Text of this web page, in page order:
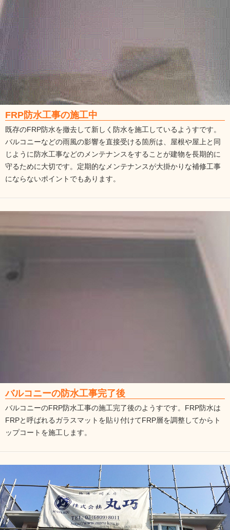
FRP防水工事の施工中
既存のFRP防水を撤去して新しく防水を施工しているようすです。
バルコニーなどの雨風の影響を直接受ける箇所は、屋根や屋上と同
じように防水工事などのメンテナンスをすることが建物を長期的に
守るために大切です。定期的なメンテナンスが大掛かりな補修工事
にならないポイントでもあります。
バルコニーの防水工事完了後
バルコニーのFRP防水工事の施工完了後のようすです。FRP防水は
FRPと呼ばれるガラスマットを貼り付けてFRP層を調整してからト
ップコートを施工します。